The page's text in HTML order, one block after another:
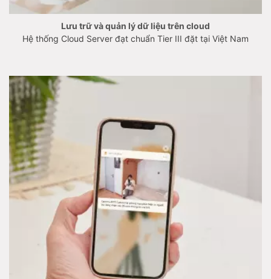
Lưu trữ và quản lý dữ liệu trên cloud
Hệ thống Cloud Server đạt chuẩn Tier III đặt tại Việt Nam